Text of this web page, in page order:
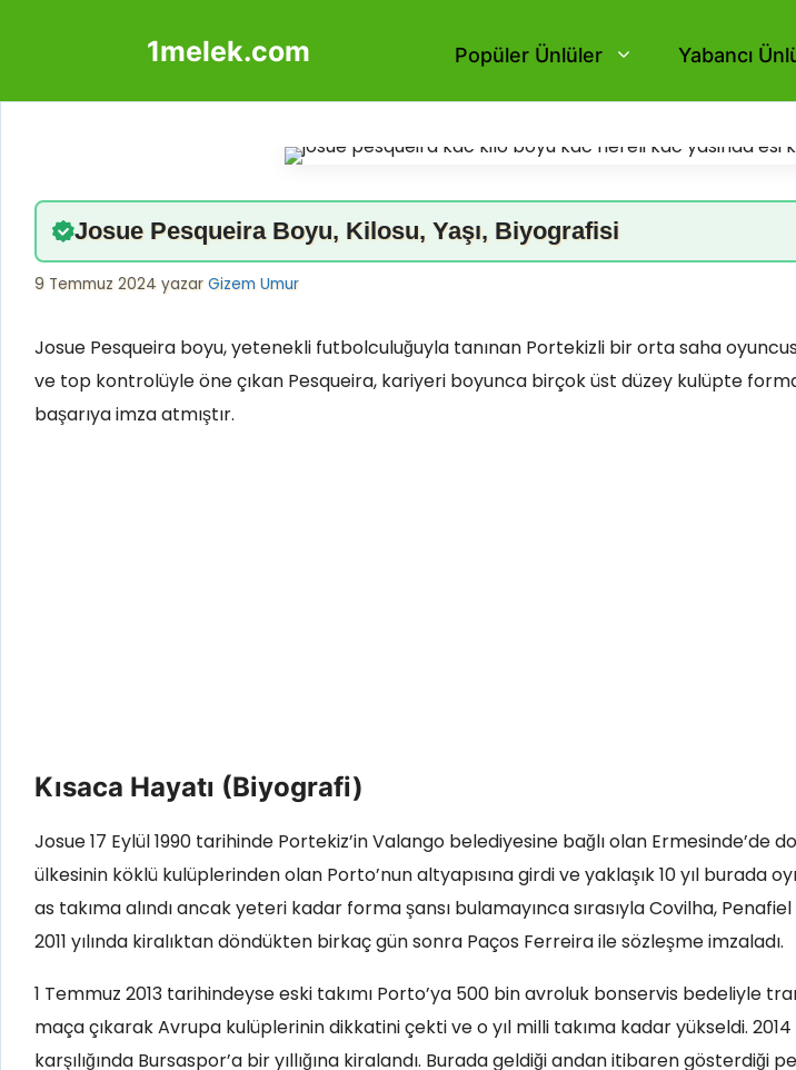
1melek.com Popüler Ünlüler Yabancı
Josue Pesqueira Boyu, Kilosu, Yaşı, Biyografisi
9 Temmuz 2024 yazar Gizem Umur
Josue Pesqueira boyu, yetenekli futbolculuğuyla tanınan Portekizli bir orta saha
ve top kontrolüyle öne çıkan Pesqueira, kariyeri boyunca birçok üst düzey kulüpte
başarıya imza atmıştır.
Kısaca Hayatı (Biyografi)
Josue 17 Eylül 1990 tarihinde Portekiz’in Valango belediyesine bağlı olan Ermesinde’de
ülkesinin köklü kulüplerinden olan Porto’nun altyapısına girdi ve yaklaşık 10 yıl burada
as takıma alındı ancak yeteri kadar forma şansı bulamayınca sırasıyla Covilha,
2011 yılında kiralıktan döndükten birkaç gün sonra Paços Ferreira ile sözleşme imzaladı.
1 Temmuz 2013 tarihindeyse eski takımı Porto’ya 500 bin avroluk bonservis bedeliyle
maça çıkarak Avrupa kulüplerinin dikkatini çekti ve o yıl milli takıma kadar yükseldi. 2014
karşılığında Bursaspor’a bir yıllığına kiralandı. Burada geldiği andan itibaren gösterdiği